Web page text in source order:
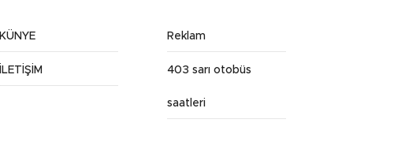
KÜNYE
İLETİŞİM
Reklam
403 sarı otobüs
saatleri